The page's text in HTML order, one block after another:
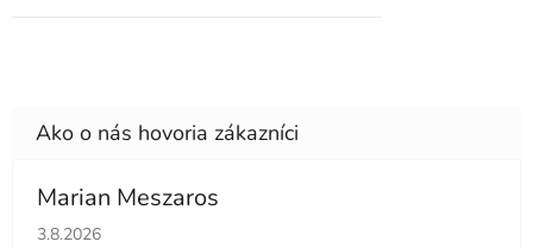
Marian Meszaros
Hodnotenie obchodu je 5 z 5 hviezdičiek.
3.8.2026